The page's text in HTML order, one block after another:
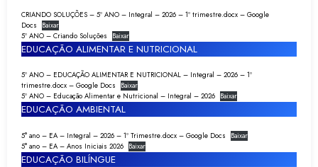
CRIANDO SOLUÇÕES – 5º ANO – Integral – 2026 – 1º trimestre.docx – Google
Docs
Baixar
5º ANO – Criando Soluções
Baixar
EDUCAÇÃO ALIMENTAR E NUTRICIONAL
5º ANO – EDUCAÇÃO ALIMENTAR E NUTRICIONAL – Integral – 2026 – 1º
trimestre.docx – Google Docs
Baixar
5º ANO – Educação Alimentar e Nutricional – Integral – 2026 Baixar
EDUCAÇÃO AMBIENTAL
5° ano – EA – Integral – 2026 – 1º Trimestre.docx – Google Docs
Baixar
5° ano – EA – Anos Iniciais 2026 Baixar
EDUCAÇÃO BILÍNGUE